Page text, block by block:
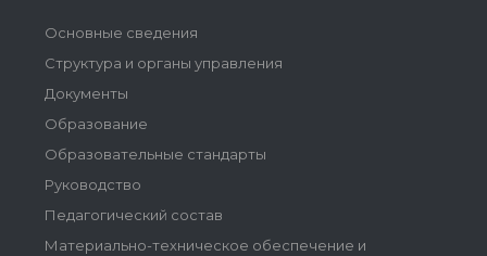
Основные сведения
Структура и органы управления
Документы
Образование
Образовательные стандарты
Руководство
Педагогический состав
Материально-техническое обеспечение и